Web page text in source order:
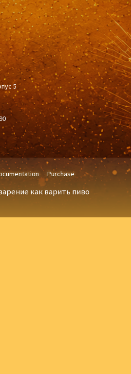
5
Purchase
как варить пиво